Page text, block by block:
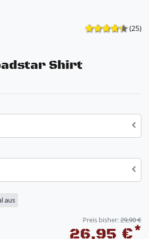
(25)
Shirt
aus
Preis bisher:29,90 €
26,95 €*